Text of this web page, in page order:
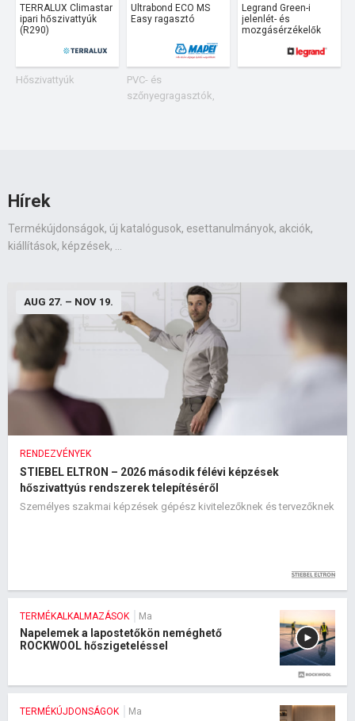
TERRALUX Climastar
ipari hőszivattyúk
(R290)
Hőszivattyúk
Ultrabond ECO MS
Easy ragasztó
PVC- és
szőnyegragasztók,
Legrand Green-i
jelenlét- és
mozgásérzékelők
Hírek
Termékújdonságok, új katalógusok, esettanulmányok, akciók,
kiállítások, képzések, ...
AUG 27. – NOV 19.
RENDEZVÉNYEK
STIEBEL ELTRON – 2026 második félévi képzések
hőszivattyús rendszerek telepítéséről
Személyes szakmai képzések gépész kivitelezőknek és tervezőknek
TERMÉKALKALMAZÁSOK Ma
Napelemek a lapostetőkön neméghető
ROCKWOOL hőszigeteléssel
TERMÉKÚJDONSÁGOK Ma